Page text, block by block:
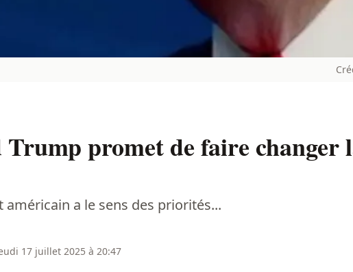
promet de faire changer
américain a le sens des priorités...
17 juillet 2025 à 20:47